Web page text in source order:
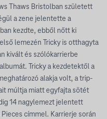
Thaws Bristolban született
a zene jelentette a
kezdte, ebből nőtt ki
lemezén Tricky is otthagyta
kivált és szólókarrierbe
Tricky a kezdetektől a
alakja volt, a trip-
múltja miatt egyfajta sötét
14 nagylemezt jelentett
címmel. Karrierje során